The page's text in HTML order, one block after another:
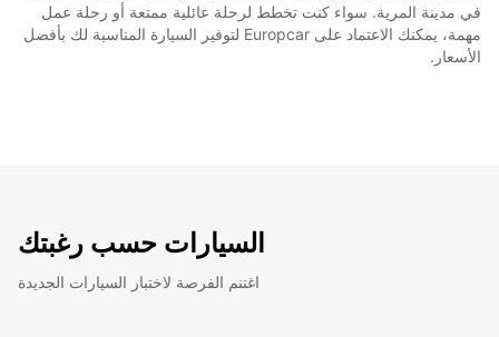
في مدينة المرية. سواء كنت تخطط لرحلة عائلية ممتعة أو رحلة عمل
مهمة، يمكنك الاعتماد على Europcar لتوفير السيارة المناسبة لك بأفضل
الأسعار.
السيارات حسب رغبتك
اغتنم الفرصة لاختبار السيارات الجديدة